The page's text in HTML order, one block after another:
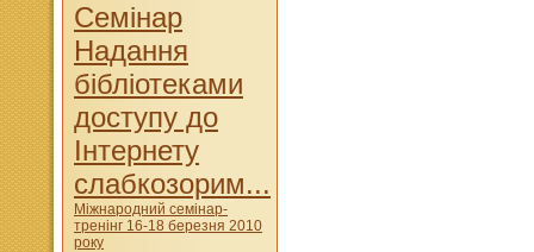
Cемінар
Надання
бібліотеками
доступу до
Інтернету
слабкозорим...
Міжнародний семінар-
тренінг 16-18 березня 2010
року